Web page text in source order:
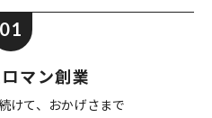
01
マン創業
けて、 おかげさまで